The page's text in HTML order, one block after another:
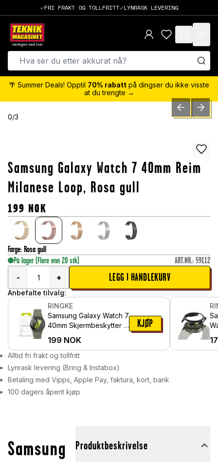
FRI FRAKT OG TOLLFRITT LYNRASK LEVERING
items in cart,
🌴 Summer Deals! Opptil 70% rabatt på dingser du ikke visste
at du trengte →
0/3 PREVIOUSNEXT
Samsung Galaxy Watch 7 40mm Reim
Milanese Loop, Rosa gull
199 NOK
Farge: Rosa gull
På lager (Flere enn 20 stk) ART.NR.: 59112
-
+ LEGG I HANDLEKURV
Anbefalte tilvalg:
RINGKE
Samsung Galaxy Watch 7
40mm Skjermbeskytter i
199 NOK
KJØP
Alltid fri frakt og tollfritt
Lynrask levering (Bring & Instabox)
Betaling med Vipps, Apple Pay, faktura, kort, bank
100 dagers åpent kjøp
Samsung
Produktbeskrivelse